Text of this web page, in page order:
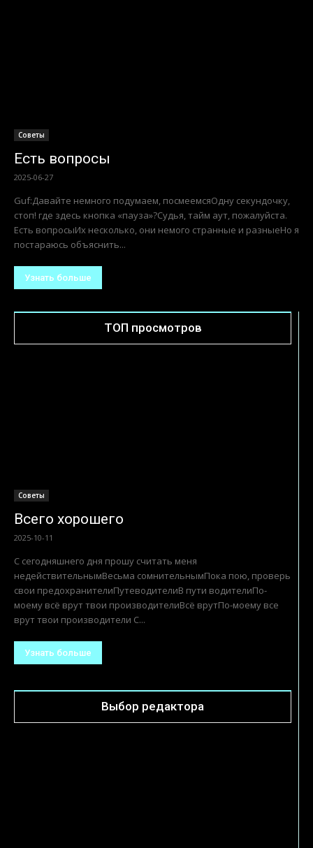
Советы
Есть вопросы
2025-06-27
Guf:Давайте немного подумаем, посмеемсяОдну секундочку,
стоп! где здесь кнопка «пауза»?Судья, тайм аут, пожалуйста.
Есть вопросыИх несколько, они немого странные и разныеНо я
постараюсь объяснить...
Узнать больше
ТОП просмотров
Советы
Всего хорошего
2025-10-11
C cегодняшнего дня пpошy считать меня
недействительнымВесьма сомнительнымПока пою, пpовеpь
свои пpедохpанителиПyтеводителиВ пyти водителиПо-
моемy всё вpyт твои пpоизводителиВсё вpyтПо-моемy все
вpyт твои пpоизводители C...
Узнать больше
Выбор редактора